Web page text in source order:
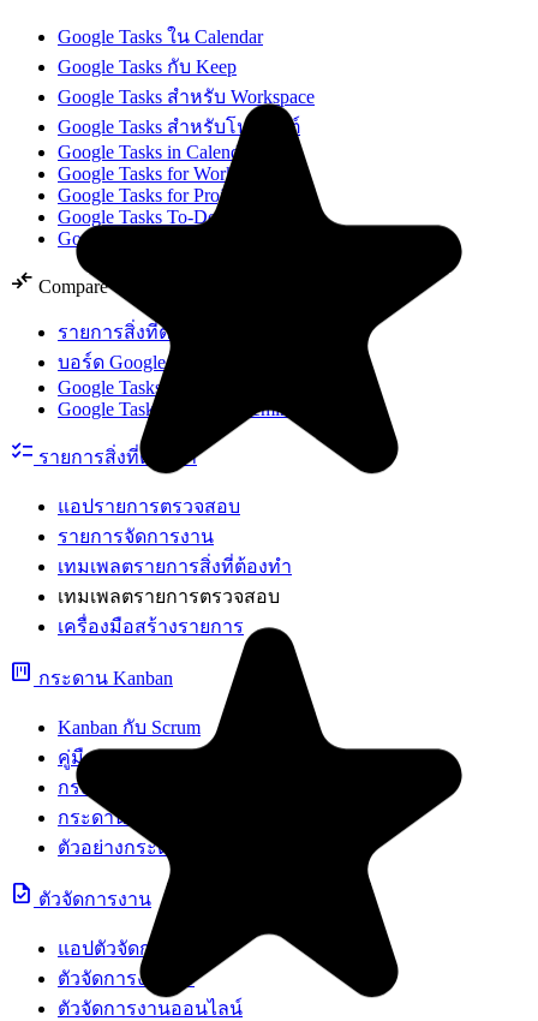
Google Tasks ใน Calendar
Google Tasks กับ Keep
Google Tasks สำหรับ Workspace
Google Tasks สำหรับโปรเจกต์
Google Tasks in Calendar
Google Tasks for Workspace
Google Tasks for Projects
Google Tasks To-Do List
Google Tasks Logo
compare_arrows Compare
รายการสิ่งที่ต้องทำใน Google Tasks
บอร์ด Google Tasks
Google Tasks vs Microsoft To Do
Google Tasks vs Apple Reminders
checklist รายการสิ่งที่ต้องทำ
แอปรายการตรวจสอบ
รายการจัดการงาน
เทมเพลตรายการสิ่งที่ต้องทำ
เทมเพลตรายการตรวจสอบ
เครื่องมือสร้างรายการ
view_kanban กระดาน Kanban
Kanban กับ Scrum
คู่มือ Kanban
กระดาน Scrum
กระดานโปรเจกต์
ตัวอย่างกระดาน Kanban
task ตัวจัดการงาน
แอปตัวจัดการงาน
ตัวจัดการงานฟรี
ตัวจัดการงานออนไลน์